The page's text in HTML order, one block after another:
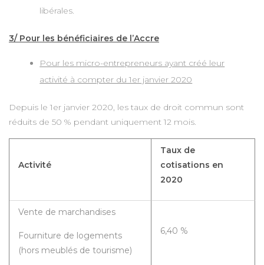
libérales.
3/ Pour les bénéficiaires de l’Accre
Pour les micro-entrepreneurs ayant créé leur
activité à compter du 1er janvier 2020
Depuis le 1er janvier 2020, les taux de droit commun sont
réduits de 50 % pendant uniquement 12 mois.
Activité
Taux de
cotisations en
2020
Vente de marchandises
Fourniture de logements
(hors meublés de tourisme)
6,40 %